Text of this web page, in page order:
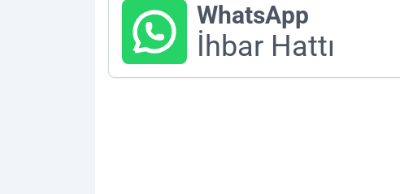
WhatsApp
İhbar Hattı